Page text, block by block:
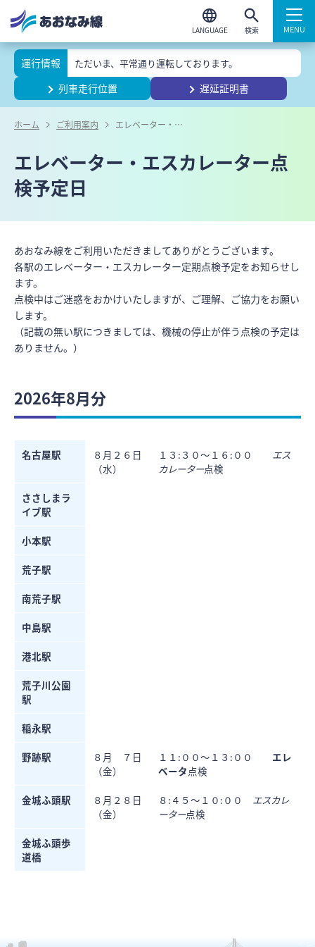
検索
運行情報 ただいま、平常通り運転しております。
列車走行位置 遅延証明書
ホーム ご利用案内 エレベーター・エスカレーター点検予定日
エレベーター・エスカレーター点
検予定日
あおなみ線をご利用いただきましてありがとうございます。
各駅のエレベーター・エスカレーター定期点検予定をお知らせし
ます。
点検中はご迷惑をおかけいたしますが、ご理解、ご協力をお願い
します。
（記載の無い駅につきましては、機械の停止が伴う点検の予定は
ありません。）
2026年8月分
名古屋駅
８月２６日
（水）
１３:３０～１６:００ エス
カレーター点検
ささしまラ
イブ駅
小本駅
荒子駅
南荒子駅
中島駅
港北駅
荒子川公園
駅
稲永駅
野跡駅
８月 ７日
（金）
１１:００～１３:００ エレ
ベータ点検
金城ふ頭駅
８月２８日
（金）
８:４５～１０:００ エスカレ
ーター点検
金城ふ頭歩
道橋